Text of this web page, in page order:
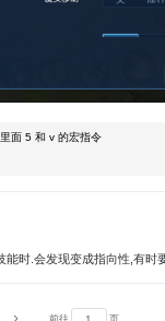
面 5 和 v 的宏指令
时.会发现变成指向性,有时